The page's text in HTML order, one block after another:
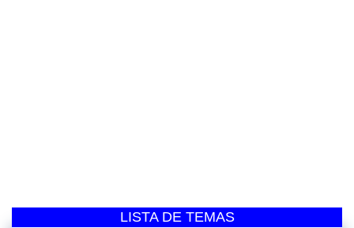
LISTA DE TEMAS